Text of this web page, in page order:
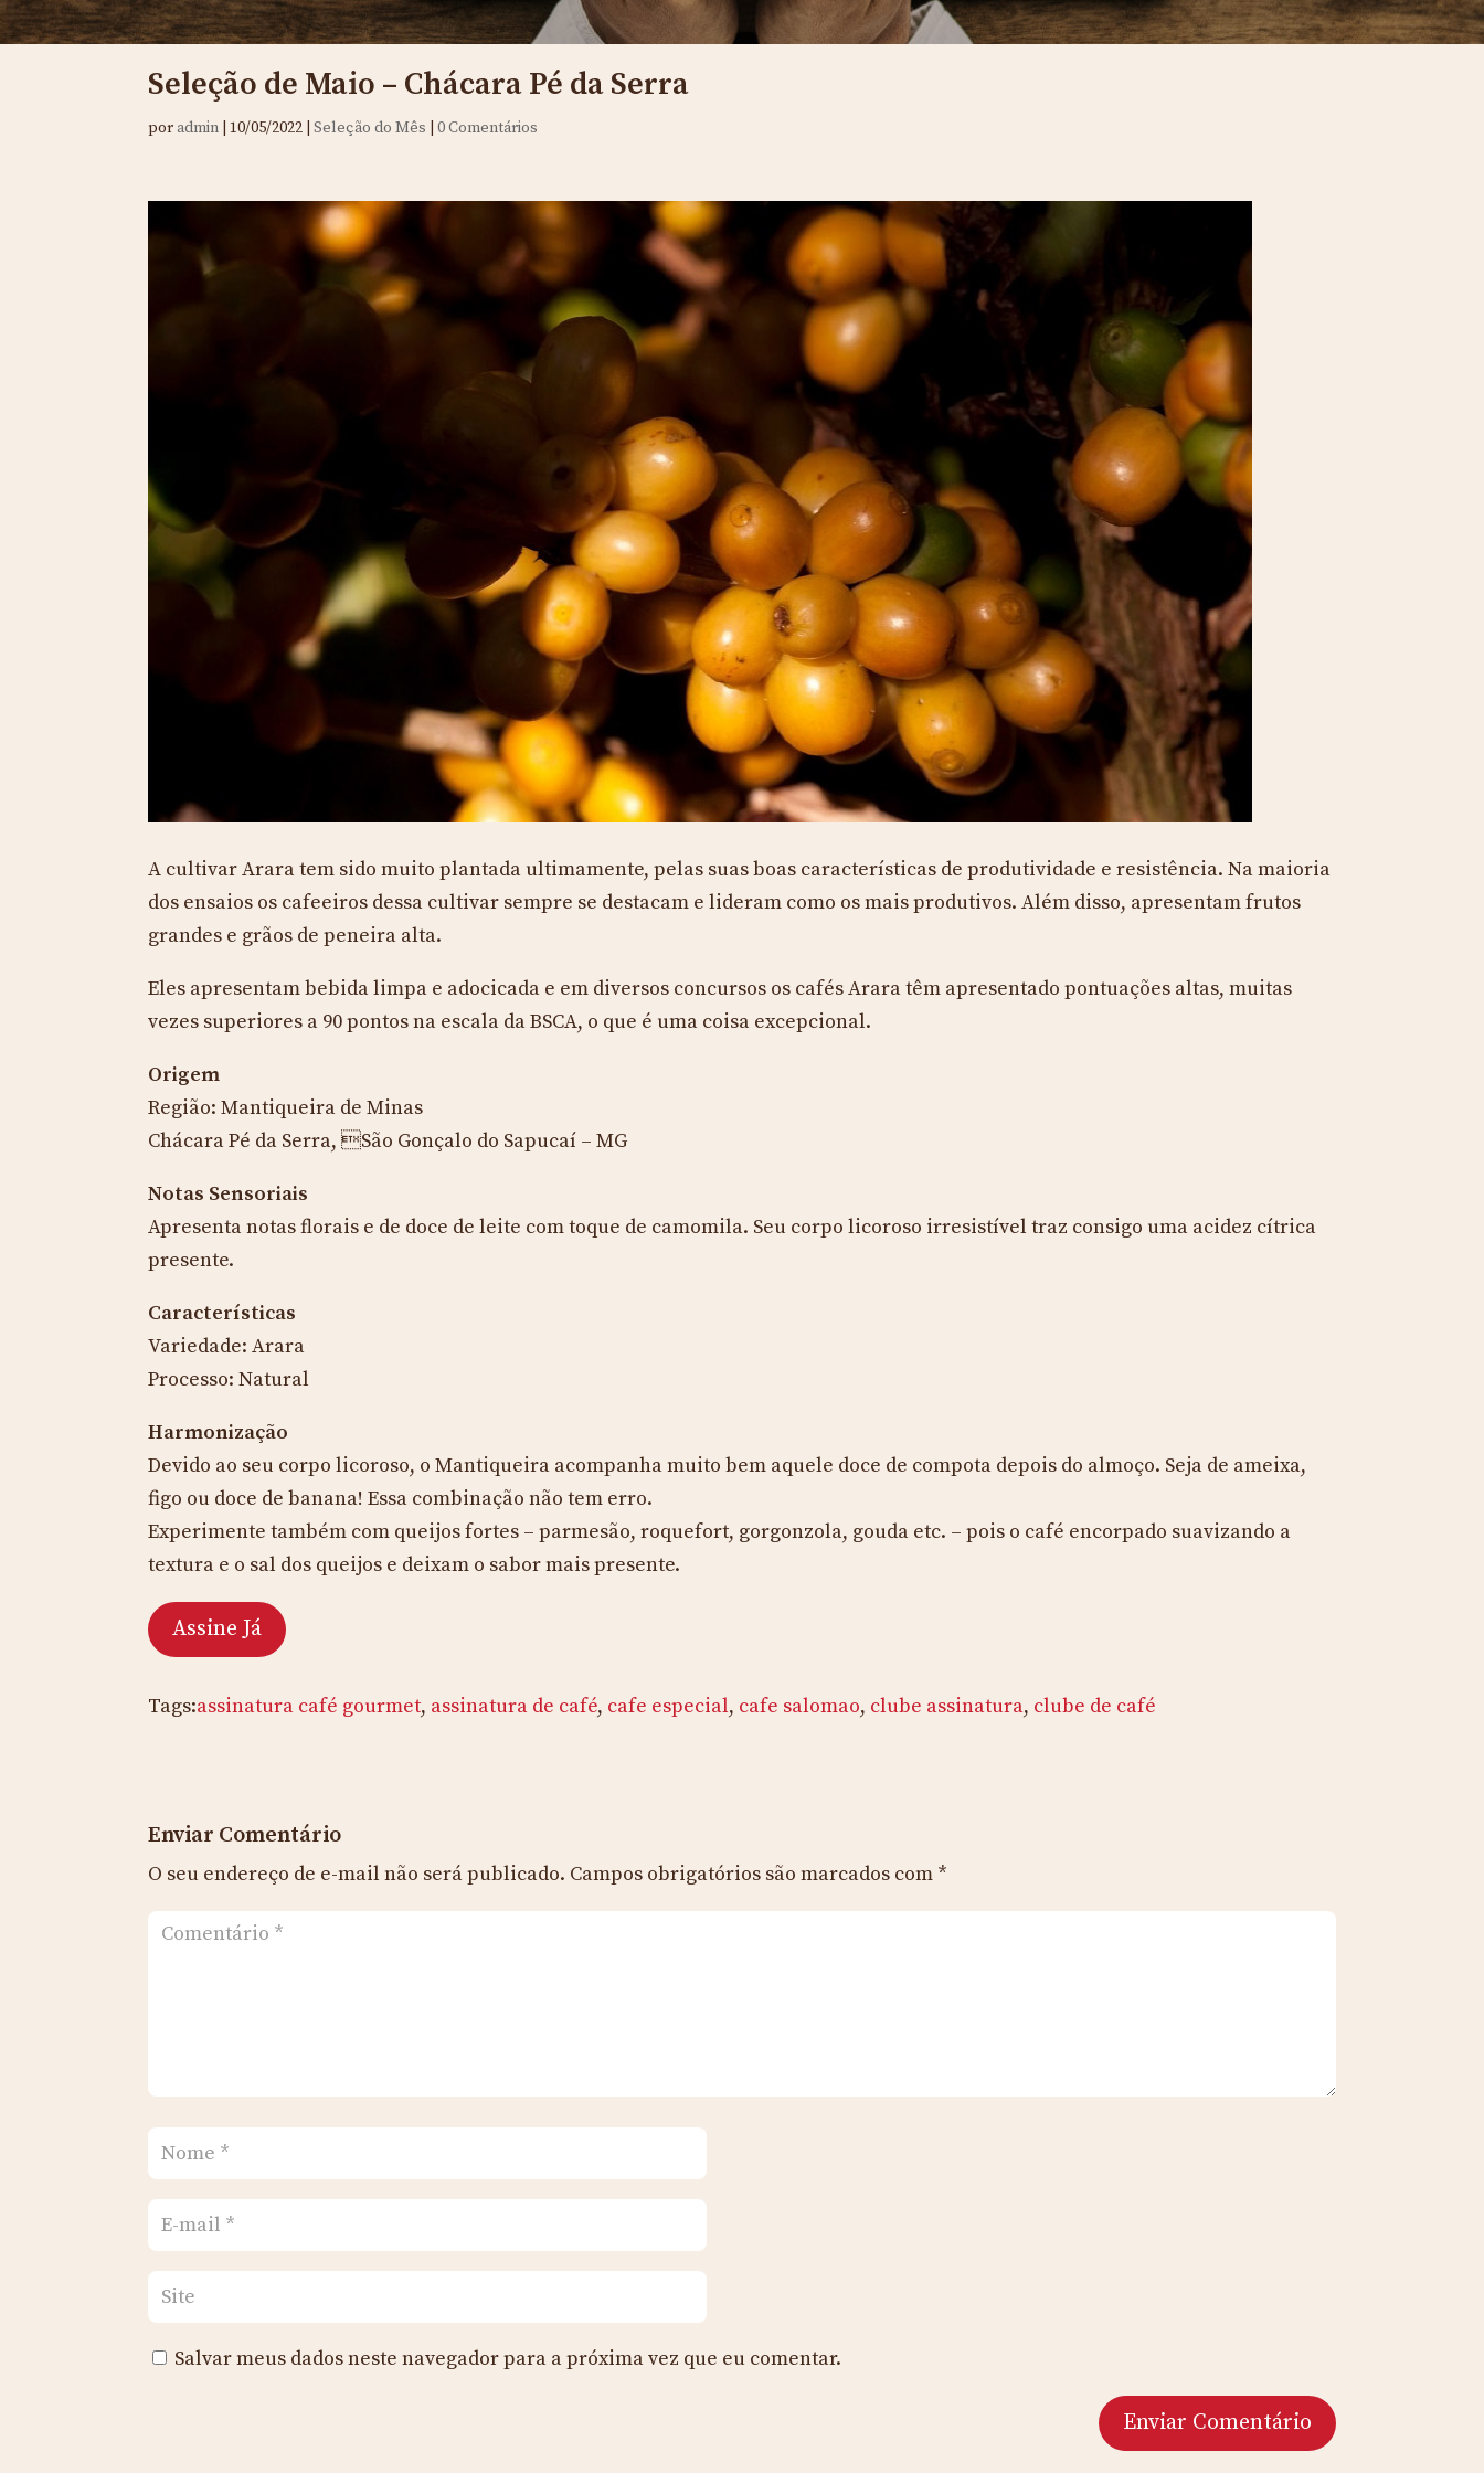
Seleção de Maio – Chácara Pé da Serra
poradmin |10/05/2022 |Seleção do Mês |0 Comentários
A cultivar Arara tem sido muito plantada ultimamente, pelas suas boas características de produtividade e resistência. Na maioria
dos ensaios os cafeeiros dessa cultivar sempre se destacam e lideram como os mais produtivos. Além disso, apresentam frutos
grandes e grãos de peneira alta.
Eles apresentam bebida limpa e adocicada e em diversos concursos os cafés Arara têm apresentado pontuações altas, muitas
vezes superiores a 90 pontos na escala da BSCA, o que é uma coisa excepcional.
Origem
Região: Mantiqueira de Minas
Chácara Pé da Serra, São Gonçalo do Sapucaí – MG
Notas Sensoriais
Apresenta notas florais e de doce de leite com toque de camomila. Seu corpo licoroso irresistível traz consigo uma acidez cítrica
presente.
Características
Variedade: Arara
Processo: Natural
Harmonização
Devido ao seu corpo licoroso, o Mantiqueira acompanha muito bem aquele doce de compota depois do almoço. Seja de ameixa,
figo ou doce de banana! Essa combinação não tem erro.
Experimente também com queijos fortes – parmesão, roquefort, gorgonzola, gouda etc. – pois o café encorpado suavizando a
textura e o sal dos queijos e deixam o sabor mais presente.
Assine Já
Tags:assinatura café gourmet, assinatura de café, cafe especial, cafe salomao, clube assinatura, clube de café
Enviar Comentário
O seu endereço de e-mail não será publicado. Campos obrigatórios são marcados com *
Salvar meus dados neste navegador para a próxima vez que eu comentar.